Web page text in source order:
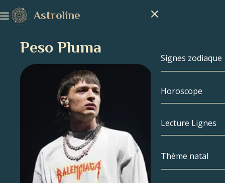
Astroline
Signes zodiaque
Signes
Capricorne
Poissons
Horoscope
Lecture Lignes
Thème natal
Peso Pluma